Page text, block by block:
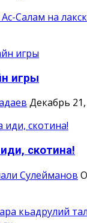
Ас-Салам на
игры
Декабрь
скотина!
Сулейманов